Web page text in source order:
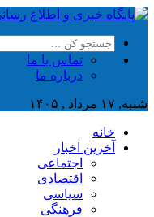
تماس با ما
درباره ما
شنبه, ۱۷ مرداد , ۱۴۰۵
خانه
آخرین اخبار
اجتماعی
اقتصادی
سیاسی
فرهنگی